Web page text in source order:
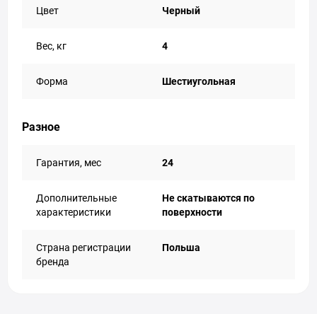
Цвет Черный
Вес, кг 4
Форма Шестиугольная
Разное
Гарантия, мес 24
Дополнительные
характеристики
Не скатываются по
поверхности
Страна регистрации
бренда
Польша